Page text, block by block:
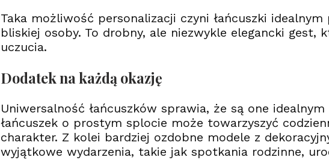
Taka możliwość personalizacji czyni łańcuszki
bliskiej osoby. To drobny, ale niezwykle elegancki gest,
uczucia.
Dodatek na każdą okazję
Uniwersalność łańcuszków sprawia, że są one
łańcuszek o prostym splocie może towarzyszyć
charakter. Z kolei bardziej ozdobne modele z
wyjątkowe wydarzenia, takie jak spotkania rodzinne,